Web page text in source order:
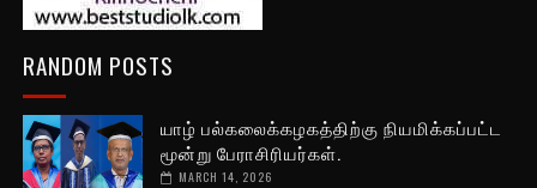
RANDOM POSTS
யாழ் பல்கலைக்கழகத்திற்கு நியமிக்கப்பட்ட
மூன்று பேராசிரியர்கள்.
MARCH 14, 2026